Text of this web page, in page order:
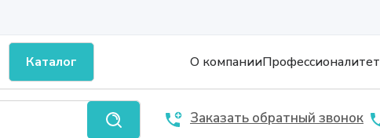
Каталог О компанииПрофессионалитет
Заказать обратный звонок